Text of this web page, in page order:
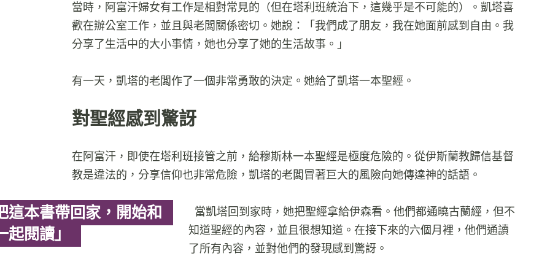
當時，阿富汗婦女有工作是相對常見的（但在塔利班統治下，這幾乎是不可能的）。凱塔喜
歡在辦公室工作，並且與老闆關係密切。她說：「我們成了朋友，我在她面前感到自由。我
分享了生活中的大小事情，她也分享了她的生活故事。」
有一天，凱塔的老闆作了一個非常勇敢的決定。她給了凱塔一本聖經。
對聖經感到驚訝
在阿富汗，即使在塔利班接管之前，給穆斯林一本聖經是極度危險的。從伊斯蘭教歸信基督
教是違法的，分享信仰也非常危險，凱塔的老闆冒著巨大的風險向她傳達神的話語。
這本書帶回家，開始和
起閱讀」
當凱塔回到家時，她把聖經拿給伊森看。他們都通曉古蘭經，但不
知道聖經的內容，並且很想知道。在接下來的六個月裡，他們通讀
了所有內容，並對他們的發現感到驚訝。